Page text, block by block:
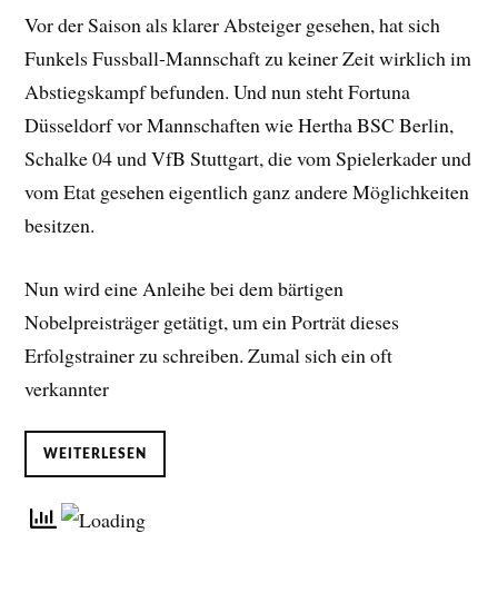
Vor der Saison als klarer Absteiger gesehen, hat sich
Funkels Fussball-Mannschaft zu keiner Zeit wirklich im
Abstiegskampf befunden. Und nun steht Fortuna
Düsseldorf vor Mannschaften wie Hertha BSC Berlin,
Schalke 04 und VfB Stuttgart, die vom Spielerkader und
vom Etat gesehen eigentlich ganz andere Möglichkeiten
besitzen.
Nun wird eine Anleihe bei dem bärtigen
Nobelpreisträger getätigt, um ein Porträt dieses
Erfolgstrainer zu schreiben. Zumal sich ein oft
verkannter
WEITERLESEN